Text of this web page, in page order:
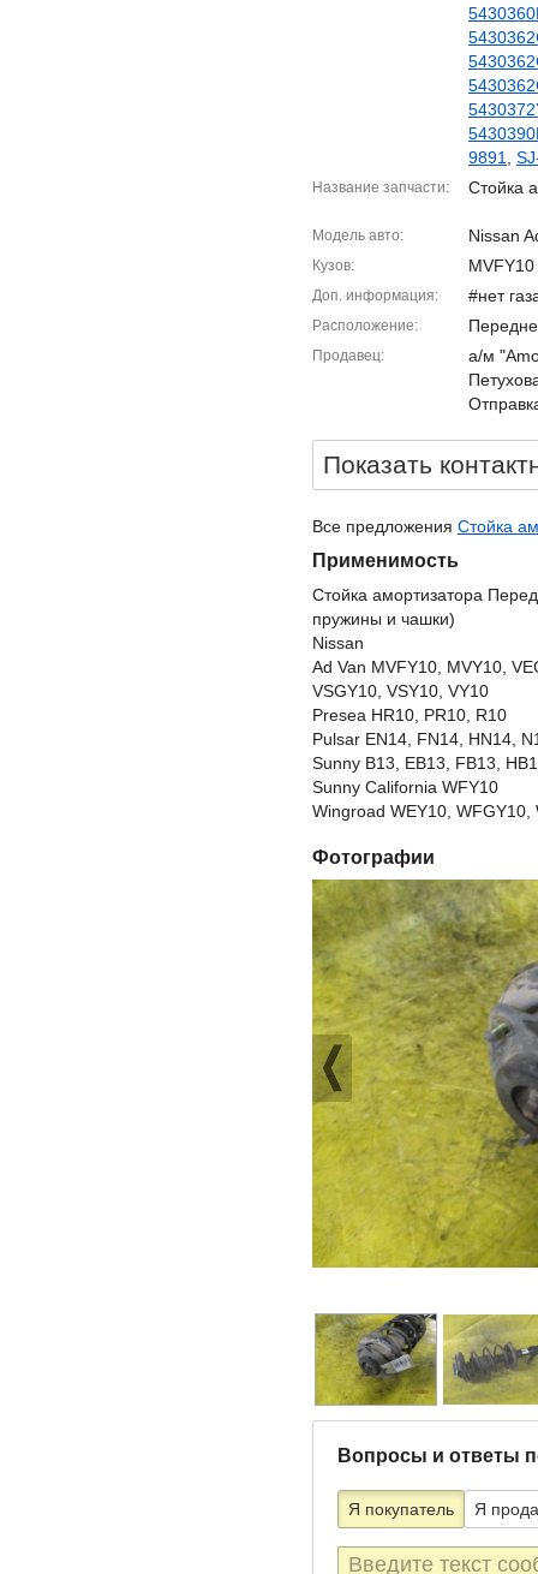
9891
Название запчасти Стойка
Модель авто Nissan
Кузов MVFY10
Доп. информация #нет
Расположение
Продавец
а/м
Показать
Все предложения Стойка
Применимость
Стойка амортизатора
пружины и чашки)
Nissan
Ad Van MVFY10, MVY10,
VSGY10, VSY10, VY10
Presea HR10, PR10, R10
Pulsar EN14, FN14, HN14,
Sunny B13, EB13, FB13,
Sunny California WFY10
Wingroad WEY10,
Фотографии
Вопросы и ответы
Я покупатель Я
Текст